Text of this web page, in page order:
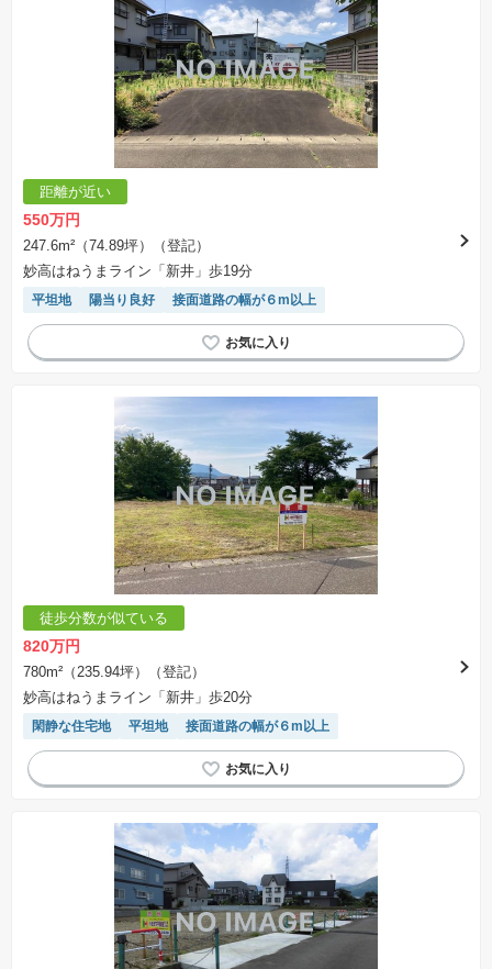
距離が近い
550万円
247.6m²（74.89坪）（登記）
妙高はねうまライン「新井」歩19分
平坦地 陽当り良好 接面道路の幅が６m以上
徒歩分数が似ている
820万円
780m²（235.94坪）（登記）
妙高はねうまライン「新井」歩20分
閑静な住宅地 平坦地 接面道路の幅が６m以上